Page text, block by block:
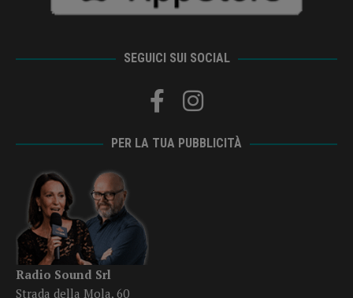
SEGUICI SUI SOCIAL
PER LA TUA PUBBLICITÀ
Radio Sound Srl
Strada della Mola, 60